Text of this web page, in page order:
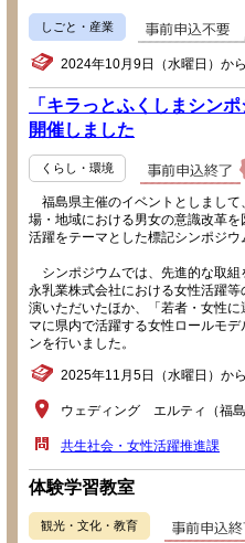
しごと・産業
2024年10月9日（水曜日）か
「キラっとふくしまシン
開催しました
くらし・環境
福島県主催のイベントとしまして
場・地域における男女の意識改革
活躍をテーマとした標記シンポジウ
シンポジウムでは、先進的な取組
永乳業株式会社における女性活躍
演いただいたほか、「若者・女性
マに県内で活躍する女性ロールモ
ンを行いました。
2025年11月5日（水曜日）か
ウェディング エルティ（福島
共生社会・女性活躍推進課
体験学習教室
観光・文化・教育